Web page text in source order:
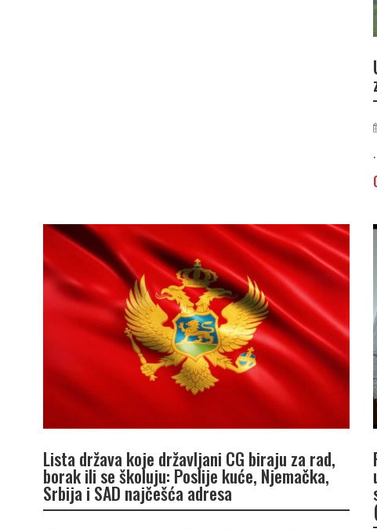
Lista država koje državljani CG biraju za rad,
borak ili se školuju: Poslije kuće, Njemačka,
Srbija i SAD najčešća adresa